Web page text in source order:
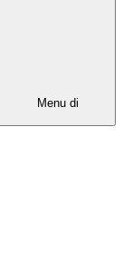
Menu di